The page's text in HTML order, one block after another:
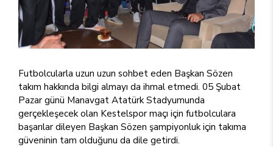
Futbolcularla uzun uzun sohbet eden Başkan Sözen
takım hakkında bilgi almayı da ihmal etmedi. 05 Şubat
Pazar günü Manavgat Atatürk Stadyumunda
gerçekleşecek olan Kestelspor maçı için futbolculara
başarılar dileyen Başkan Sözen şampiyonluk için takıma
güveninin tam olduğunu da dile getirdi.